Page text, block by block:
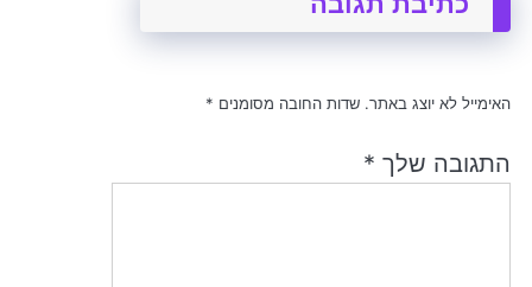
האימייל לא יוצג באתר. שדות החובה מסומנים *
התגובה שלך *